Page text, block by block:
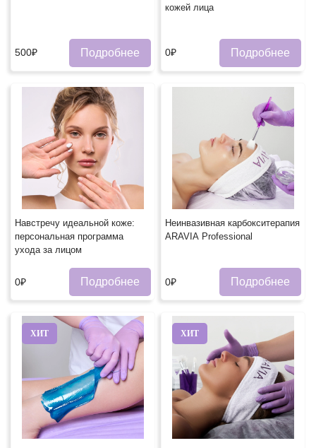
500₽ Подробнее
кожей лица
0₽ Подробнее
Навстречу идеальной коже:
персональная программа
ухода за лицом
0₽ Подробнее
Неинвазивная карбокситерапия
ARAVIA Professional
0₽ Подробнее
ХИТ ХИТ